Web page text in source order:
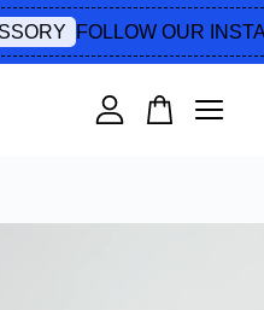
FOLLOW OUR
還是空的。